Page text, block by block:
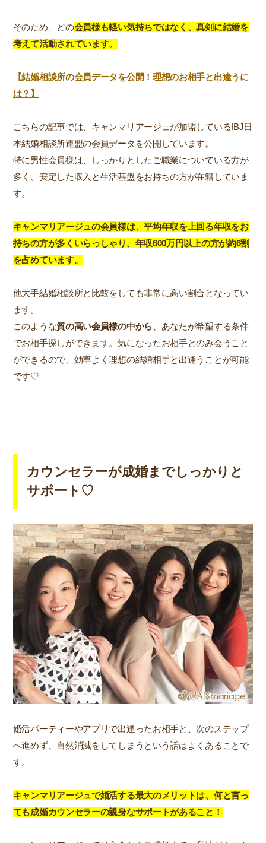
そのため、どの会員様も軽い気持ちではなく、真剣に結婚を
考えて活動されています。
【結婚相談所の会員データを公開！理想のお相手と出逢うに
は？】
こちらの記事では、キャンマリアージュが加盟しているIBJ日
本結婚相談所連盟の会員データを公開しています。
特に男性会員様は、しっかりとしたご職業についている方が
多く、安定した収入と生活基盤をお持ちの方が在籍していま
す。
キャンマリアージュの会員様は、平均年収を上回る年収をお
持ちの方が多くいらっしゃり、年収600万円以上の方が約6割
を占めています。
他大手結婚相談所と比較をしても非常に高い割合となってい
ます。
このような質の高い会員様の中から 、あなたが希望する条件
でお相手探しができます。気になったお相手とのみ会うこと
ができるので、効率よく理想の結婚相手と出逢うことが可能
です♡
カウンセラーが成婚までしっかりと
サポート♡
婚活パーティーやアプリで出逢ったお相手と、次のステップ
へ進めず、自然消滅をしてしまうという話はよくあることで
す。
キャンマリアージュで婚活する最大のメリットは、何と言っ
ても成婚カウンセラーの親身なサポートがあること！